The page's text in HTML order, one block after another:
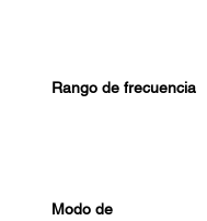
Rango de frecuencia
Modo de